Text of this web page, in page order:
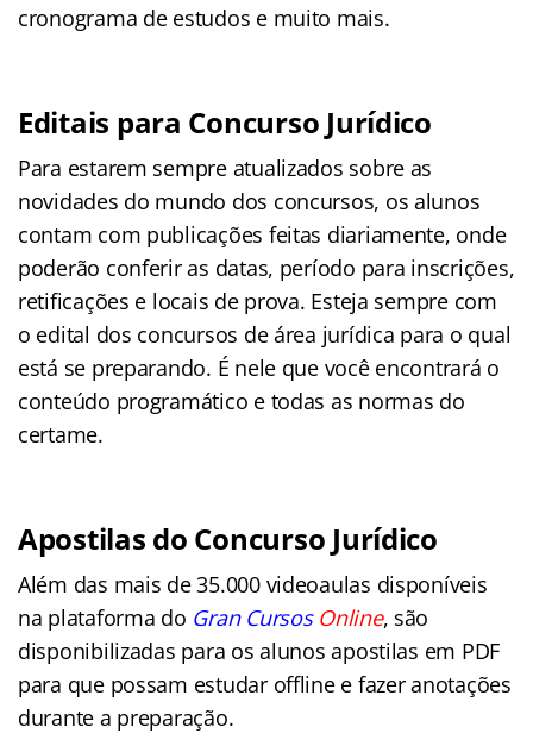
cronograma de estudos e muito mais.
Editais para Concurso Jurídico
Para estarem sempre atualizados sobre as
novidades do mundo dos concursos, os alunos
contam com publicações feitas diariamente, onde
poderão conferir as datas, período para inscrições,
retificações e locais de prova. Esteja sempre com
o edital dos concursos de área jurídica para o qual
está se preparando. É nele que você encontrará o
conteúdo programático e todas as normas do
certame.
Apostilas do Concurso Jurídico
Além das mais de 35.000 videoaulas disponíveis
na plataforma do Gran Cursos Online, são
disponibilizadas para os alunos apostilas em PDF
para que possam estudar offline e fazer anotações
durante a preparação.